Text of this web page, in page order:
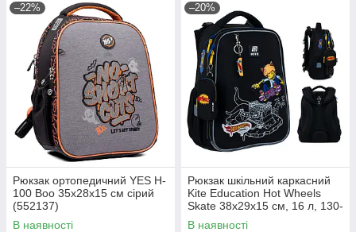
–22%
Рюкзак ортопедичний YES H-
100 Boo 35х28х15 см сірий
(552137)
В наявності
–20%
Рюкзак шкільний каркасний
Kite Education Hot Wheels
Skate 38x29x15 см, 16 л, 130-
145 см, чорний
В наявності